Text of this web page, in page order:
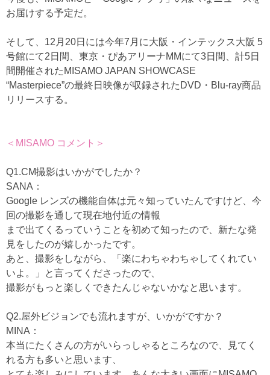
お届けする予定だ。
そして、12月20日には今年7月に大阪・インテックス大阪 5
号館にて2日間、東京・ぴあアリーナMMにて3日間、計5日
間開催されたMISAMO JAPAN SHOWCASE
“Masterpiece”の最終日映像が収録されたDVD・Blu-ray商品
リリースする。
＜MISAMO コメント＞
Q1.CM撮影はいかがでしたか？
SANA：
Google レンズの機能自体は元々知っていたんですけど、今
回の撮影を通して現在地付近の情報
まで出てくるっていうことを初めて知ったので、新たな発
見をしたのが嬉しかったです。
あと、撮影をしながら、「楽にわちゃわちゃしてくれてい
いよ。」と言ってくださったので、
撮影がもっと楽しくできたんじゃないかなと思います。
Q2.屋外ビジョンでも流れますが、いかがですか？
MINA：
本当にたくさんの方がいらっしゃるところなので、見てく
れる方も多いと思います、